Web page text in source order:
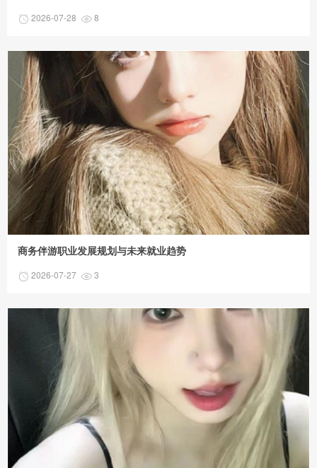
2026-07-28 8
商务伴游职业发展规划与未来就业趋势
2026-07-27 3